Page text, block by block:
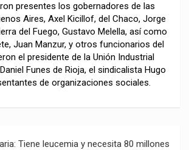
presentes los gobernadores de las
Aires, Axel Kicillof, del Chaco, Jorge
del Fuego, Gustavo Melella, así como
Juan Manzur, y otros funcionarios del
el presidente de la Unión Industrial
Funes de Rioja, el sindicalista Hugo
de organizaciones sociales.
Tiene leucemia y necesita 80 millones